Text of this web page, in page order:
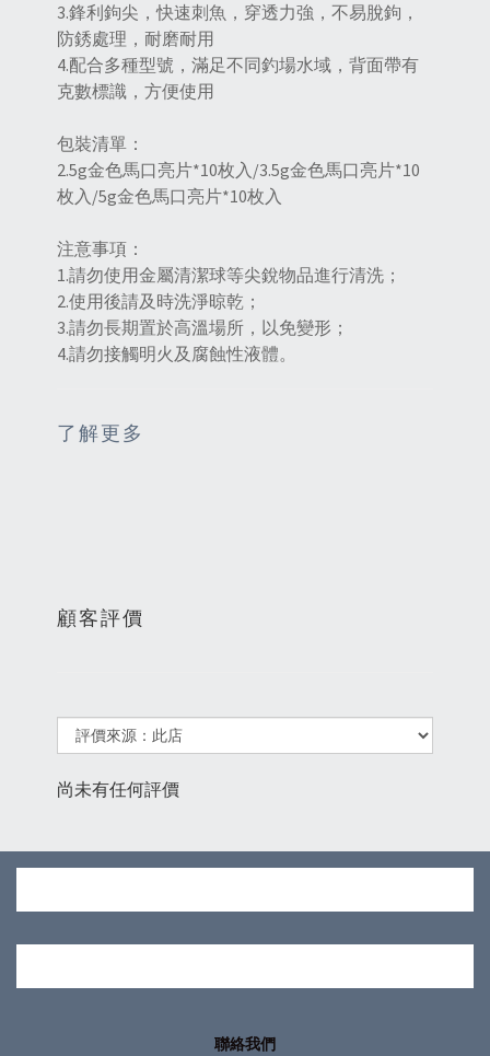
3.鋒利鉤尖，快速刺魚，穿透力強，不易脫鉤，
防銹處理，耐磨耐用
4.配合多種型號，滿足不同釣場水域，背面帶有
克數標識，方便使用
包裝清單：
2.5g金色馬口亮片*10枚入/3.5g金色馬口亮片*10
枚入/5g金色馬口亮片*10枚入
注意事項：
1.請勿使用金屬清潔球等尖銳物品進行清洗；
2.使用後請及時洗淨晾乾；
3.請勿長期置於高溫場所，以免變形；
4.請勿接觸明火及腐蝕性液體。
了解更多
顧客評價
尚未有任何評價
聯絡我們